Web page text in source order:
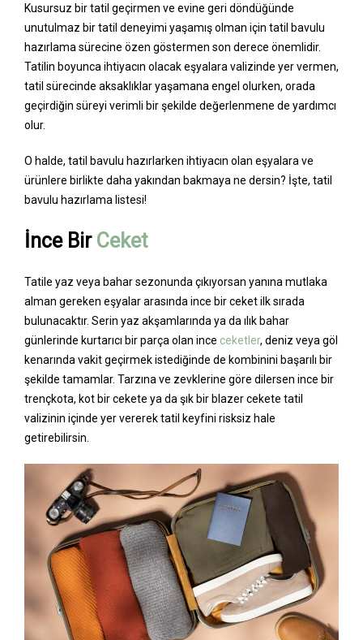
Kusursuz bir tatil geçirmen ve evine geri döndüğünde
unutulmaz bir tatil deneyimi yaşamış olman için tatil bavulu
hazırlama sürecine özen göstermen son derece önemlidir.
Tatilin boyunca ihtiyacın olacak eşyalara valizinde yer vermen,
tatil sürecinde aksaklıklar yaşamana engel olurken, orada
geçirdiğin süreyi verimli bir şekilde değerlenmene de yardımcı
olur.
O halde, tatil bavulu hazırlarken ihtiyacın olan eşyalara ve
ürünlere birlikte daha yakından bakmaya ne dersin? İşte, tatil
bavulu hazırlama listesi!
İnce Bir Ceket
Tatile yaz veya bahar sezonunda çıkıyorsan yanına mutlaka
alman gereken eşyalar arasında ince bir ceket ilk sırada
bulunacaktır. Serin yaz akşamlarında ya da ılık bahar
günlerinde kurtarıcı bir parça olan ince ceketler, deniz veya göl
kenarında vakit geçirmek istediğinde de kombinini başarılı bir
şekilde tamamlar. Tarzına ve zevklerine göre dilersen ince bir
trençkota, kot bir cekete ya da şık bir blazer cekete tatil
valizinin içinde yer vererek tatil keyfini risksiz hale
getirebilirsin.